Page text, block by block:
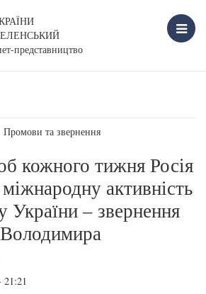
представництво
Промови та звернення
кожного тижня Росія
активність
України – звернення
21:21